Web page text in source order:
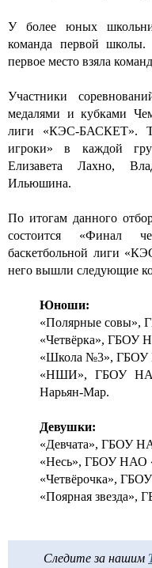
У более юных
команда первой
первое место взяла
Участники
медалями и кубками
лиги «КЭС-БАСКЕТ».
игроки» в каждой
Елизавета Лахно,
Ильюшина.
По итогам данного
состоится «Финал
баскетбольной лиги «
него вышли следующие
Юноши:
«Полярные совы»,
«Четвёрка», ГБОУ
«Школа №3»,
«НШИ», ГБОУ
Нарьян-Мар.
Девушки:
«Девчата», ГБОУ
«Несь», ГБОУ НАО
«Четвёрочка»,
«Поярная звезда»,
Следите за нашим